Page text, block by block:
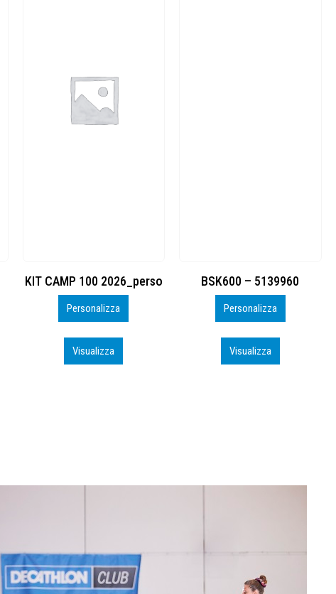
BSK600 – 5139960
Personalizza
Visualizza
DTF
Personalizza
Visualizza